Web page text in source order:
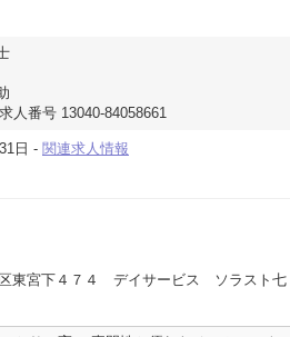
人番号 13040-84058661
日 - 関連求人情報
東宮下４７４ デイサービス ソラスト七